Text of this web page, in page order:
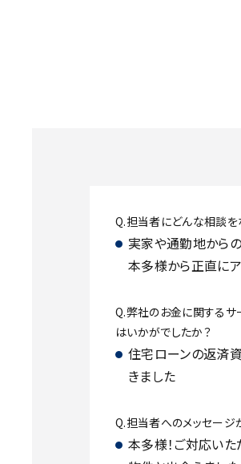
Q.担当者にどんな相談を
実家や通勤地から
本多様から正直に
Q.弊社のお金に関するサ
はいかがでしたか？
住宅ローンの返済
きました
Q.担当者へのメッセージ
本多様！ご対応い